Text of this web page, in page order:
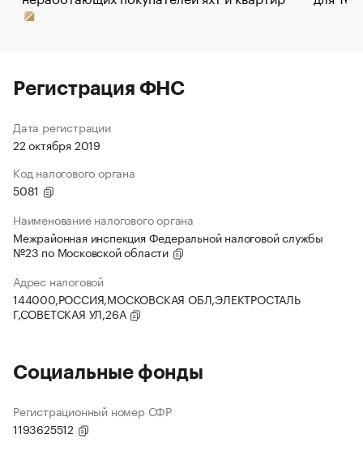
Регистрация ФНС
Дата регистрации
22 октября 2019
Код налогового органа
5081
Наименование налогового органа
Межрайонная инспекция Федеральной налоговой службы
№23 по Московской области
Адрес налоговой
144000,РОССИЯ,МОСКОВСКАЯ ОБЛ,ЭЛЕКТРОСТАЛЬ
Г,СОВЕТСКАЯ УЛ,26А
Социальные фонды
Регистрационный номер СФР
1193625512